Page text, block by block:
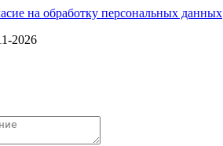
на обработку персональных данных
2026